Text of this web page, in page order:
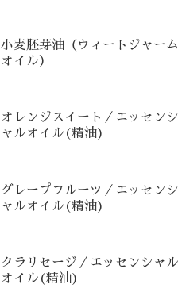
小麦胚芽油（ウィートジャーム
オイル）
オレンジスイート／エッセンシ
ャルオイル(精油)
グレープフルーツ／エッセンシ
ャルオイル(精油)
クラリセージ／エッセンシャル
オイル(精油)